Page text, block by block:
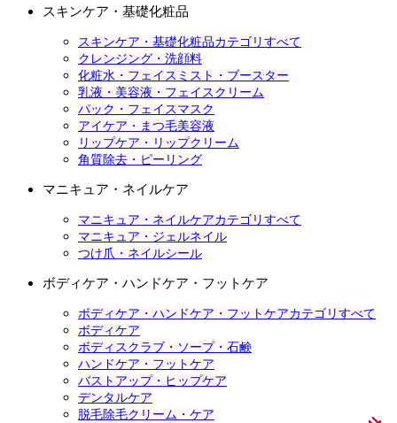
スキンケア・基礎化粧品
スキンケア・基礎化粧品カテゴリすべて
クレンジング・洗顔料
化粧水・フェイスミスト・ブースター
乳液・美容液・フェイスクリーム
パック・フェイスマスク
アイケア・まつ毛美容液
リップケア・リップクリーム
角質除去・ピーリング
マニキュア・ネイルケア
マニキュア・ネイルケアカテゴリすべて
マニキュア・ジェルネイル
つけ爪・ネイルシール
ボディケア・ハンドケア・フットケア
ボディケア・ハンドケア・フットケアカテゴリすべて
ボディケア
ボディスクラブ・ソープ・石鹸
ハンドケア・フットケア
バストアップ・ヒップケア
デンタルケア
脱毛除毛クリーム・ケア